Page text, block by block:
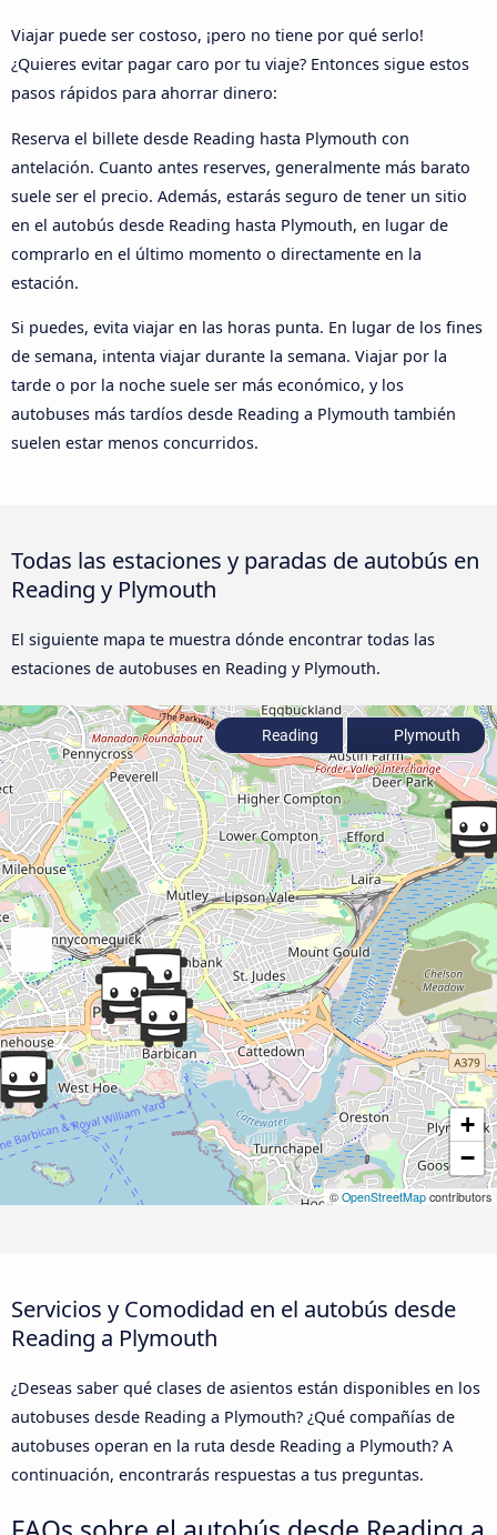
Viajar puede ser costoso, ¡pero no tiene por qué serlo!
¿Quieres evitar pagar caro por tu viaje? Entonces sigue estos
pasos rápidos para ahorrar dinero:
Reserva el billete desde Reading hasta Plymouth con
antelación. Cuanto antes reserves, generalmente más barato
suele ser el precio. Además, estarás seguro de tener un sitio
en el autobús desde Reading hasta Plymouth, en lugar de
comprarlo en el último momento o directamente en la
estación.
Si puedes, evita viajar en las horas punta. En lugar de los fines
de semana, intenta viajar durante la semana. Viajar por la
tarde o por la noche suele ser más económico, y los
autobuses más tardíos desde Reading a Plymouth también
suelen estar menos concurridos.
Todas las estaciones y paradas de autobús en
Reading y Plymouth
El siguiente mapa te muestra dónde encontrar todas las
estaciones de autobuses en Reading y Plymouth.
+
−
© OpenStreetMap contributors
Reading Plymouth
Servicios y Comodidad en el autobús desde
Reading a Plymouth
¿Deseas saber qué clases de asientos están disponibles en los
autobuses desde Reading a Plymouth? ¿Qué compañías de
autobuses operan en la ruta desde Reading a Plymouth? A
continuación, encontrarás respuestas a tus preguntas.